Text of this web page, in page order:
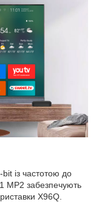
із частотою до
MP2 забезпечують
X96Q.